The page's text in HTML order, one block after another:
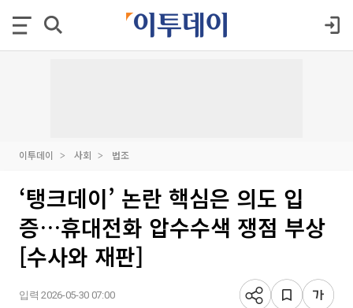
이투데이 사회 법조
‘탱크데이’ 논란 핵심은 의도 입
증…휴대전화 압수수색 쟁점 부상
[수사와 재판]
입력 2026-05-30 07:00